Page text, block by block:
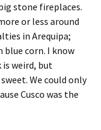
stone fireplaces.
or less around
in Arequipa;
blue corn. I know
weird, but
We could only
Cusco was the